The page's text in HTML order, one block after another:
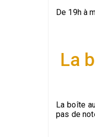
De 19h à
La
La boîte
pas de